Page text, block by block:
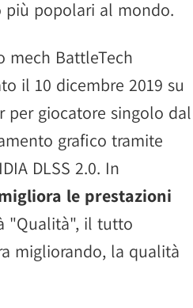
popolari al mondo.
mech BattleTech
il 10 dicembre 2019 su
per giocatore singolo dal
grafico tramite
DLSS 2.0. In
le prestazioni
"Qualità", il tutto
migliorando, la qualità